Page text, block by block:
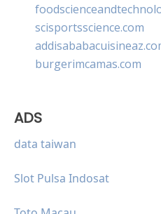
scisportsscience.com
burgerimcamas.com
ADS
data taiwan
Slot Pulsa Indosat